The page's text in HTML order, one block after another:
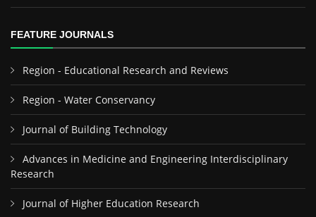
FEATURE JOURNALS
Region - Educational Research and Reviews
Region - Water Conservancy
Journal of Building Technology
Advances in Medicine and Engineering Interdisciplinary
Research
Journal of Higher Education Research